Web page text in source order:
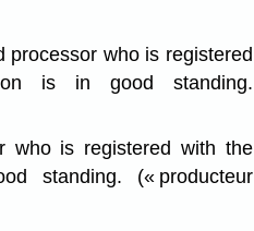
processor who is registered
is in good standing.
who is registered with the
standing. (« producteur